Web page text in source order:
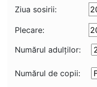
Ziua sosirii:
Plecare:
Numărul adulţilor:
Numărul de copii: